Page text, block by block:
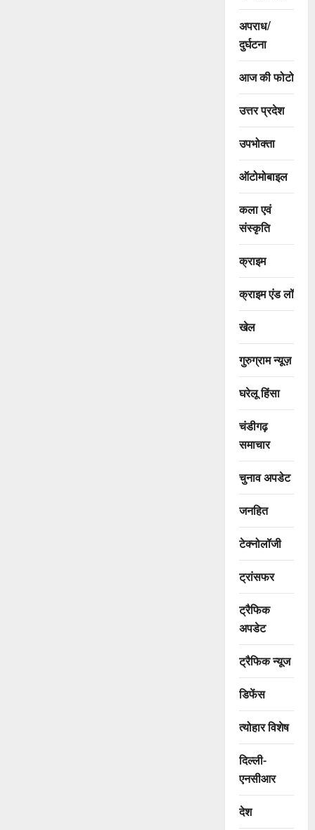
अपराध/
दुर्घटना
आज की फोटो
उत्तर प्रदेश
उपभोक्ता
ऑटोमोबाइल
कला एवं
संस्कृति
क्राइम
क्राइम एंड लॉ
खेल
गुरुग्राम न्यूज़
घरेलू हिंसा
चंडीगढ़
समाचार
चुनाव अपडेट
जनहित
टेक्नोलॉजी
ट्रांसफर
ट्रैफिक
अपडेट
ट्रैफिक न्यूज
डिफेंस
त्योहार विशेष
दिल्ली-
एनसीआर
देश